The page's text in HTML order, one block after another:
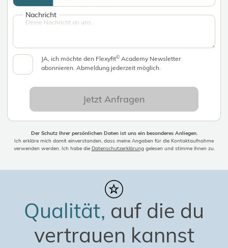
Nachricht
JA, ich möchte den Flexyfit© Academy Newsletter
abonnieren. Abmeldung jederzeit möglich.
Jetzt Anfragen
Der Schutz Ihrer persönlichen Daten ist uns ein besonderes Anliegen.
Ich erkläre mich damit einverstanden, dass meine Angaben für die Kontaktaufnahme
verwenden werden. Ich habe die Datenschutzerklärunggelesen und stimme ihnen zu.
Qualität, auf die du
vertrauen kannst